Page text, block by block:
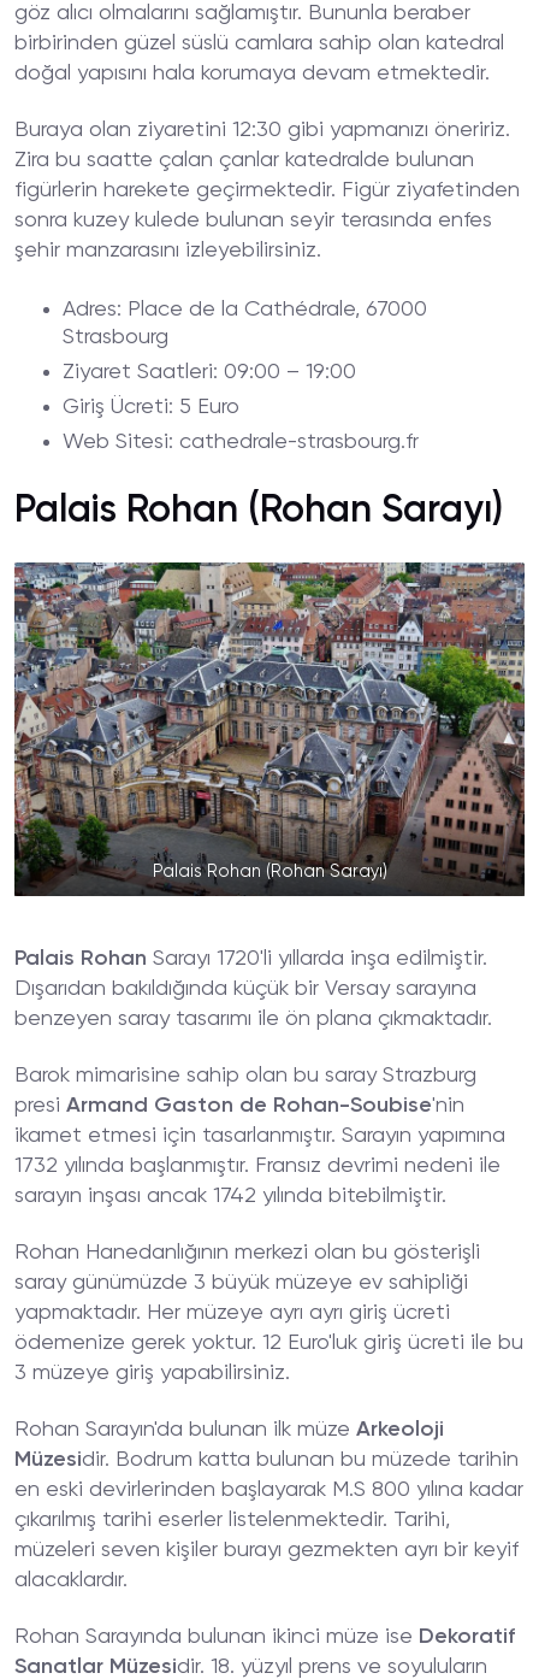
göz alıcı olmalarını sağlamıştır. Bununla beraber
birbirinden güzel süslü camlara sahip olan katedral
doğal yapısını hala korumaya devam etmektedir.
Buraya olan ziyaretini 12:30 gibi yapmanızı öneririz.
Zira bu saatte çalan çanlar katedralde bulunan
figürlerin harekete geçirmektedir. Figür ziyafetinden
sonra kuzey kulede bulunan seyir terasında enfes
şehir manzarasını izleyebilirsiniz.
Adres: Place de la Cathédrale, 67000
Strasbourg
Ziyaret Saatleri: 09:00 – 19:00
Giriş Ücreti: 5 Euro
Web Sitesi: cathedrale-strasbourg.fr
Palais Rohan (Rohan Sarayı)
Palais Rohan (Rohan Sarayı)
Palais Rohan Sarayı 1720'li yıllarda inşa edilmiştir.
Dışarıdan bakıldığında küçük bir Versay sarayına
benzeyen saray tasarımı ile ön plana çıkmaktadır.
Barok mimarisine sahip olan bu saray Strazburg
presi Armand Gaston de Rohan-Soubise'nin
ikamet etmesi için tasarlanmıştır. Sarayın yapımına
1732 yılında başlanmıştır. Fransız devrimi nedeni ile
sarayın inşası ancak 1742 yılında bitebilmiştir.
Rohan Hanedanlığının merkezi olan bu gösterişli
saray günümüzde 3 büyük müzeye ev sahipliği
yapmaktadır. Her müzeye ayrı ayrı giriş ücreti
ödemenize gerek yoktur. 12 Euro'luk giriş ücreti ile bu
3 müzeye giriş yapabilirsiniz.
Rohan Sarayın'da bulunan ilk müze Arkeoloji
Müzesidir. Bodrum katta bulunan bu müzede tarihin
en eski devirlerinden başlayarak M.S 800 yılına kadar
çıkarılmış tarihi eserler listelenmektedir. Tarihi,
müzeleri seven kişiler burayı gezmekten ayrı bir keyif
alacaklardır.
Rohan Sarayında bulunan ikinci müze ise Dekoratif
Sanatlar Müzesidir. 18. yüzyıl prens ve soyuluların